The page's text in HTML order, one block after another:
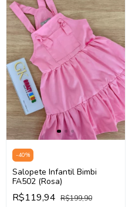
-40%
Salopete Infantil Bimbi
FA502 (Rosa)
R$119,94 R$199,90